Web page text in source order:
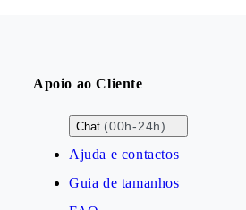
Apoio ao Cliente
Chat (00h-24h)
Ajuda e contactos
Guia de tamanhos